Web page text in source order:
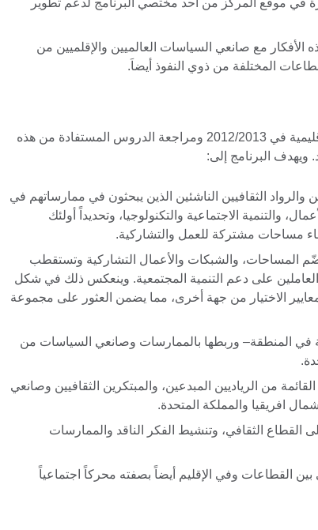
مع صانعي السياسات العالميين والإقلميين من
المختلفة من ذوي النفوذ أيضاَ.
أنشئ البرنامج بعد نسخة تجريبية اقليمية في 2012/2013 ومراجعة الدروس المستفادة من هذه
ويهدف البرنامج إلى:
والرواد الثقافيين الناشئين الذين يبحثون في ممارساتهم في
والتنمية الاجتماعية والتكنولوجيا، وتحديداً أولئك
مساحات مشتركة للعمل والتشاركية.
المساحات، والشبكات والأعمال التشاركية وتستقطب
العاملين على دعم التنمية المجتمعية. وينعكس ذلك في شكل
الاختيار من جهة أخرى، مما يضمن العثور على مجموعة
في المنطقة– وربطها بالممارسات وصانعي السياسات من
من الرياديين المبدعين، والمبتكرين الثقافيين وصانعي
افريقيا والمملكة المتحدة.
القطاع الثقافي، وتنشيط الفكر الناقد والممارسات
بين القطاعات وفي الإقليم أيضاً بصفته محركاً اجتماعياً